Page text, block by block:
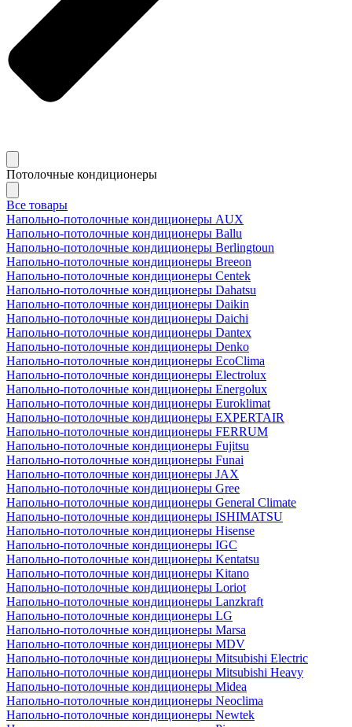
Потолочные кондиционеры
Все товары
Напольно-потолочные кондиционеры AUX
Напольно-потолочные кондиционеры Ballu
Напольно-потолочные кондиционеры Berlingtoun
Напольно-потолочные кондиционеры Breeon
Напольно-потолочные кондиционеры Centek
Напольно-потолочные кондиционеры Dahatsu
Напольно-потолочные кондиционеры Daikin
Напольно-потолочные кондиционеры Daichi
Напольно-потолочные кондиционеры Dantex
Напольно-потолочные кондиционеры Denko
Напольно-потолочные кондиционеры EcoClima
Напольно-потолочные кондиционеры Electrolux
Напольно-потолочные кондиционеры Energolux
Напольно-потолочные кондиционеры Euroklimat
Напольно-потолочные кондиционеры EXPERTAIR
Напольно-потолочные кондиционеры FERRUM
Напольно-потолочные кондиционеры Fujitsu
Напольно-потолочные кондиционеры Funai
Напольно-потолочные кондиционеры JAX
Напольно-потолочные кондиционеры Gree
Напольно-потолочные кондиционеры General Climate
Напольно-потолочные кондиционеры ISHIMATSU
Напольно-потолочные кондиционеры Hisense
Напольно-потолочные кондиционеры IGC
Напольно-потолочные кондиционеры Kentatsu
Напольно-потолочные кондиционеры Kitano
Напольно-потолочные кондиционеры Loriot
Напольно-потолочные кондиционеры Lanzkraft
Напольно-потолочные кондиционеры LG
Напольно-потолочные кондиционеры Marsa
Напольно-потолочные кондиционеры MDV
Напольно-потолочные кондиционеры Mitsubishi Electric
Напольно-потолочные кондиционеры Mitsubishi Heavy
Напольно-потолочные кондиционеры Midea
Напольно-потолочные кондиционеры Neoclima
Напольно-потолочные кондиционеры Newtek